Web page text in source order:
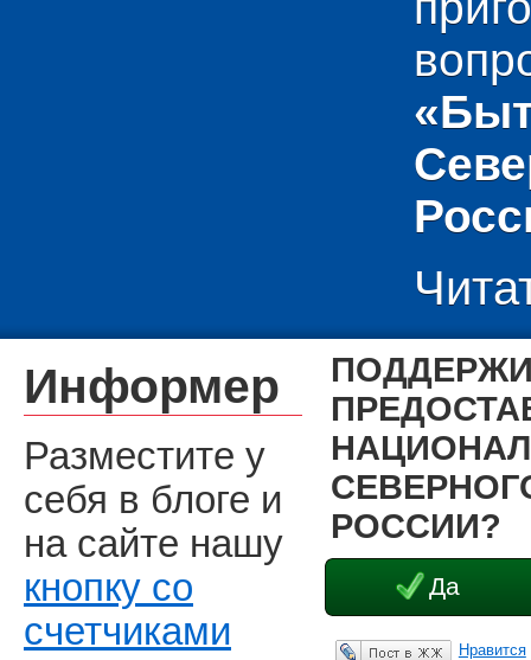
РОССИИ?
Да
Опубликовать в ЖЖ Нравится
Информер
Разместите у
себя в блоге и
на сайте нашу
кнопку со
счетчиками